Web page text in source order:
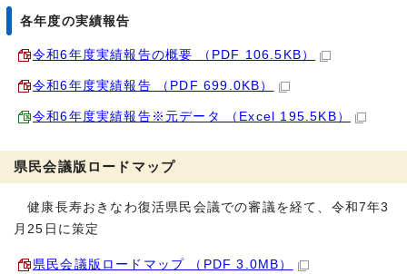
各年度の実績報告
令和6年度実績報告の概要 （PDF 106.5KB）
令和6年度実績報告 （PDF 699.0KB）
令和6年度実績報告※元データ （Excel 195.5KB）
県民会議版ロードマップ
健康長寿おきなわ復活県民会議での審議を経て、令和7年3
月25日に策定
県民会議版ロードマップ （PDF 3.0MB）